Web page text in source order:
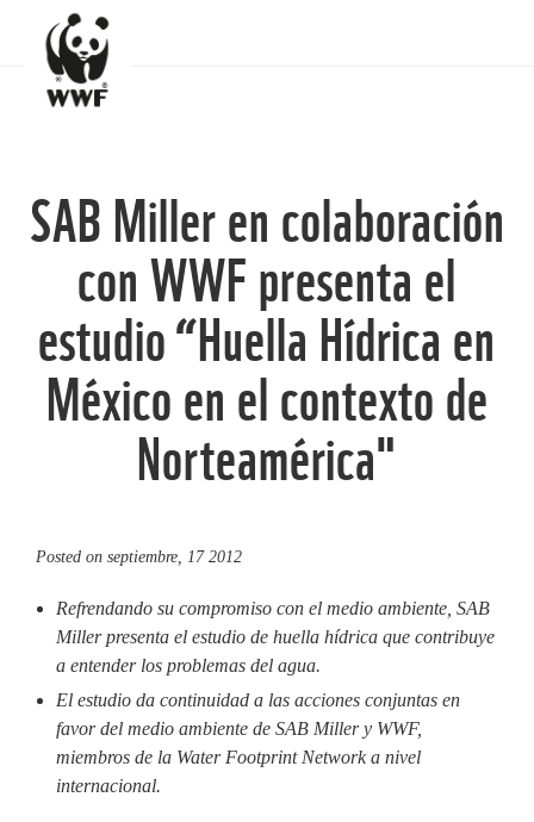
SAB Miller en colaboración
con WWF presenta el
estudio “Huella Hídrica en
México en el contexto de
Norteamérica"
Posted on septiembre, 17 2012
Refrendando su compromiso con el medio ambiente, SAB
Miller presenta el estudio de huella hídrica que contribuye
a entender los problemas del agua.
El estudio da continuidad a las acciones conjuntas en
favor del medio ambiente de SAB Miller y WWF,
miembros de la Water Footprint Network a nivel
internacional.